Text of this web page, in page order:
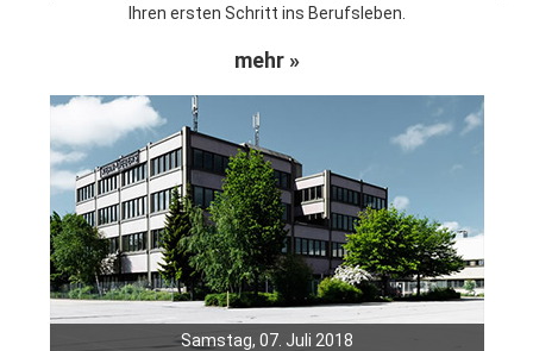
Ihren ersten Schritt ins Berufsleben.
mehr »
Samstag, 07. Juli 2018